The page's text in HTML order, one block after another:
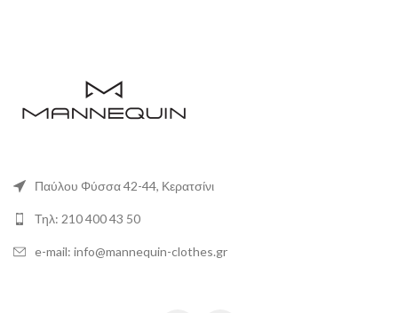
Παύλου Φύσσα 42-44, Κερατσίνι
Τηλ: 210 400 43 50
e-mail: info@mannequin-clothes.gr